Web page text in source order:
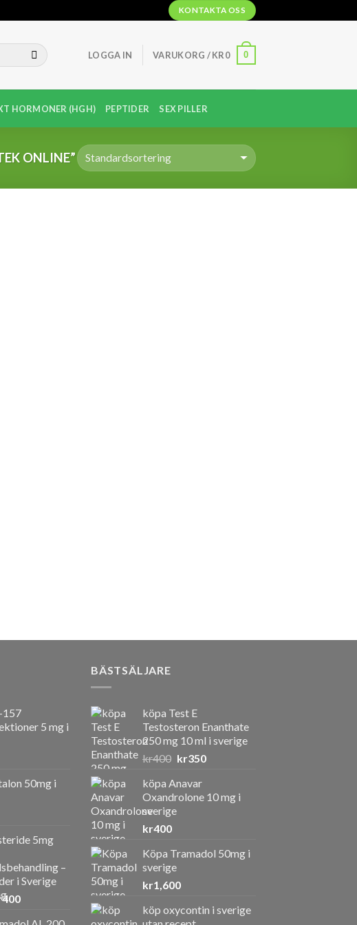
KONTAKTA OSS
LOGGA IN VARUKORG /KR0 0
HORMONER (HGH) PEPTIDER SEX PILLER
ONLINE”
157
5 mg i
50mg i
5mg
–
i Sverige
400Det
BÄSTSÄLJARE
köpa Test E
Testosteron Enanthate
250 mg 10 ml i sverige
kr400 Det
priset
var:
kr400.
kr350Det
är:
köpa Anavar
Oxandrolone 10 mg i
sverige
kr400
Köpa Tramadol 50mg i
sverige
kr1,600
köp oxycontin i sverige